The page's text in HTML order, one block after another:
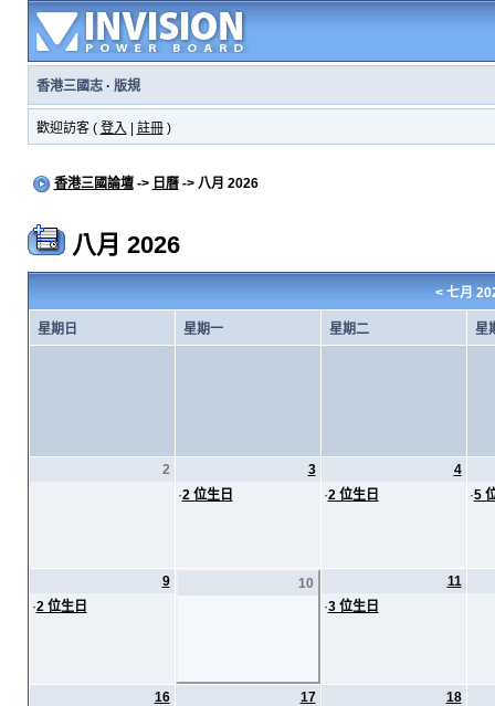
香港三國志· 版規
歡迎訪客 ( 登入 註冊)
香港三國論壇-> 日曆-> 八月 2026
八月 2026
< 七月
星期日 星期一 星期二 星
2
3
·2 位生日
4
·2 位生日 ·5
9
·2 位生日
10
11
·3 位生日
16
17
18